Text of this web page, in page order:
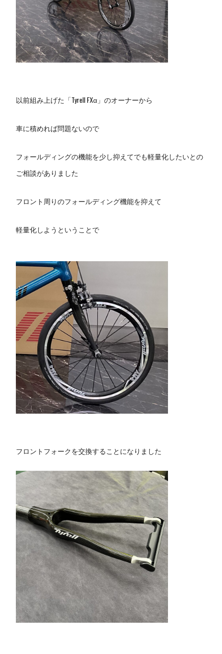
以前組み上げた「Tyrell FXα」のオーナーから
車に積めれば問題ないので
フォールディングの機能を少し抑えてでも軽量化したいとの
ご相談がありました
フロント周りのフォールディング機能を抑えて
軽量化しようということで
フロントフォークを交換することになりました